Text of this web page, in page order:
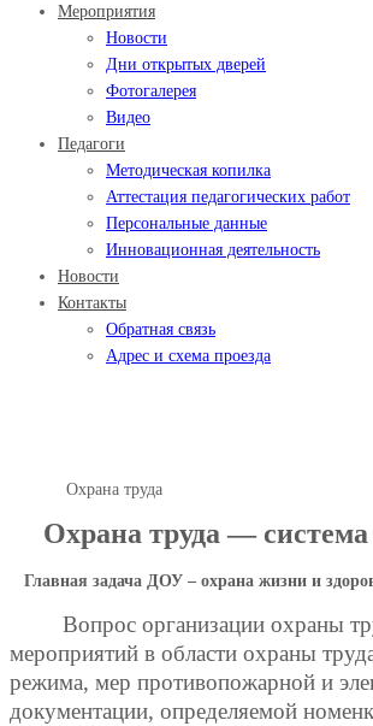
Мероприятия
Новости
Дни открытых дверей
Фотогалерея
Видео
Педагоги
Методическая копилка
Аттестация педагогических работ
Персональные данные
Инновационная деятельность
Новости
Контакты
Обратная связь
Адрес и схема проезда
Охрана труда
Охрана труда — система
Главная задача ДОУ – охрана жизни и
Вопрос организации охраны
мероприятий в области охраны
режима, мер противопожарной и
документации, определяемой